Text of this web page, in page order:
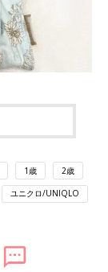
1歳 2歳
ユニクロ/UNIQLO